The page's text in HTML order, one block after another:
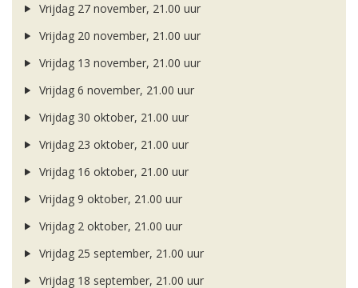
Vrijdag 27 november, 21.00 uur
Vrijdag 20 november, 21.00 uur
Vrijdag 13 november, 21.00 uur
Vrijdag 6 november, 21.00 uur
Vrijdag 30 oktober, 21.00 uur
Vrijdag 23 oktober, 21.00 uur
Vrijdag 16 oktober, 21.00 uur
Vrijdag 9 oktober, 21.00 uur
Vrijdag 2 oktober, 21.00 uur
Vrijdag 25 september, 21.00 uur
Vrijdag 18 september, 21.00 uur